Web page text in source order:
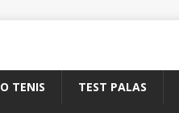
TENIS TEST PALAS